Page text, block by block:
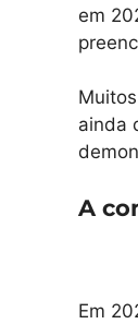
em
ainda
A
Em